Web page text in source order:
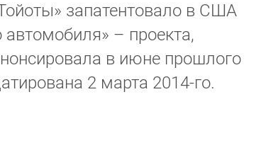
запатентовало в США
– проекта,
в июне прошлого
2 марта 2014-го.